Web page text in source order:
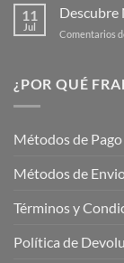
11
Jul
Descubre
Comentarios
¿POR QUÉ
Métodos de Pago
Métodos de
Términos y
Política de